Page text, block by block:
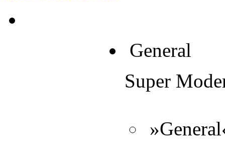
General
Super